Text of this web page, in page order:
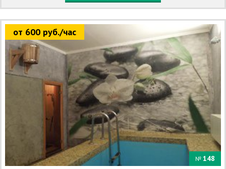
от 600 руб./час
№ 148